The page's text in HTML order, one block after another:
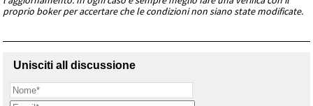
proprio boker per accertare che le condizioni non siano state modificate.
Unisciti all discussione